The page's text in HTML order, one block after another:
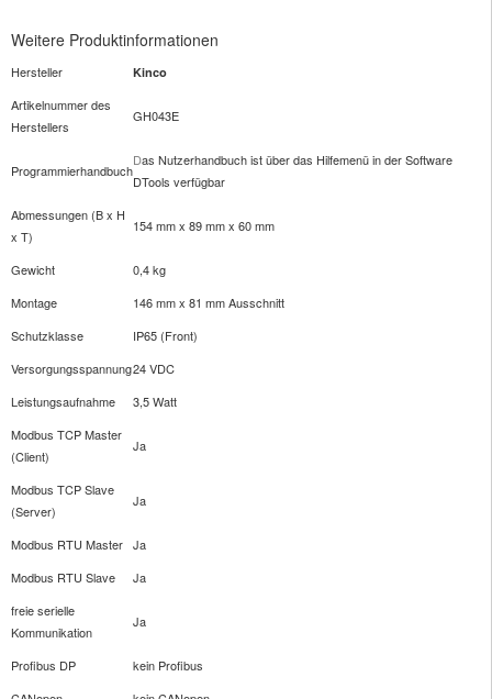
Weitere Produktinformationen
Hersteller Kinco
Artikelnummer des
Herstellers
GH043E
Programmierhandbuch
Das Nutzerhandbuch ist über das Hilfemenü in der Software
DTools verfügbar
Abmessungen (B x H
x T)
154 mm x 89 mm x 60 mm
Gewicht
0,4 kg
Montage
146 mm x 81 mm Ausschnitt
Schutzklasse
IP65 (Front)
Versorgungsspannung24 VDC
Leistungsaufnahme
3,5 Watt
Modbus TCP Master
(Client)
Ja
Modbus TCP Slave
(Server)
Ja
Modbus RTU Master Ja
Modbus RTU Slave
Ja
freie serielle
Kommunikation
Ja
Profibus DP
kein Profibus